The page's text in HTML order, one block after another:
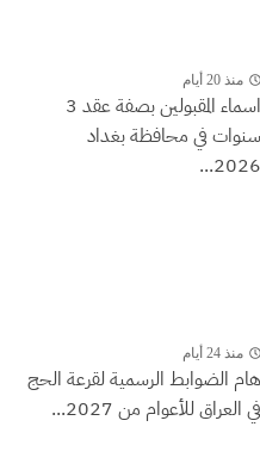
منذ 20 أيام
اسماء المقبولين بصفة عقد 3
سنوات في محافظة بغداد
2026...
منذ 24 أيام
هام الضوابط الرسمية لقرعة الحج
في العراق للأعوام من 2027...